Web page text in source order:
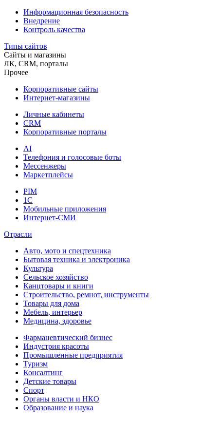
Информационная безопасность
Внедрение
Контроль качества
Типы сайтов
Сайты и магазины
ЛК, CRM, порталы
Прочее
Корпоративные сайты
Интернет-магазины
Личные кабинеты
CRM
Корпоративные порталы
AI
Телефония и голосовые боты
Мессенжеры
Маркетплейсы
PIM
1C
Мобильные приложения
Интернет-СМИ
Отрасли
Авто, мото и спецтехника
Бытовая техника и электроника
Культура
Сельское хозяйство
Канцтовары и книги
Строительство, ремнот, инструменты
Товары для дома
Мебель, интерьер
Медицина, здоровье
Фармацевтический бизнес
Индустрия красоты
Промышленные предприятия
Туризм
Консалтинг
Детские товары
Спорт
Органы власти и НКО
Образование и наука